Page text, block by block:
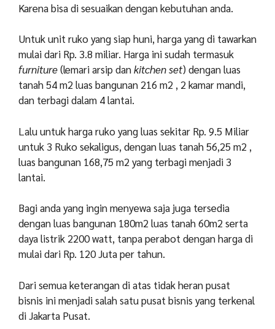
Karena bisa di sesuaikan dengan kebutuhan anda.
Untuk unit ruko yang siap huni, harga yang di tawarkan
mulai dari Rp. 3.8 miliar. Harga ini sudah termasuk
furniture(lemari arsip dankitchen set) dengan luas
tanah 54 m2luas bangunan 216 m2 , 2 kamar mandi,
dan terbagi dalam 4 lantai.
Lalu untuk harga ruko yang luas sekitar Rp. 9.5 Miliar
untuk 3 Ruko sekaligus, dengan luas tanah 56,25 m2 ,
luas bangunan 168,75 m2 yang terbagi menjadi 3
lantai.
Bagi anda yang ingin menyewa saja juga tersedia
dengan luas bangunan 180m2luas tanah 60m2serta
daya listrik 2200 watt, tanpa perabot dengan harga di
mulai dari Rp. 120 Juta per tahun.
Dari semua keterangan di atas tidak heran pusat
bisnis ini menjadi salah satu pusat bisnis yang terkenal
di Jakarta Pusat.